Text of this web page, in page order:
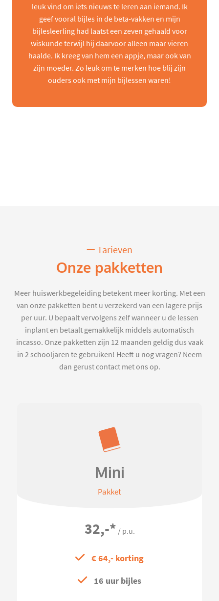
leuk vind om iets nieuws te leren aan iemand. Ik
geef vooral bijles in de beta-vakken en mijn
bijlesleerling had laatst een zeven gehaald voor
wiskunde terwijl hij daarvoor alleen maar vieren
haalde. Ik kreeg van hem een appje, maar ook van
zijn moeder. Zo leuk om te merken hoe blij zijn
ouders ook met mijn bijlessen waren!
Tarieven
Onze pakketten
Meer huiswerkbegeleiding betekent meer korting. Met een
van onze pakketten bent u verzekerd van een lagere prijs
per uur. U bepaalt vervolgens zelf wanneer u de lessen
inplant en betaalt gemakkelijk middels automatisch
incasso. Onze pakketten zijn 12 maanden geldig dus vaak
in 2 schooljaren te gebruiken! Heeft u nog vragen? Neem
dan gerust contact met ons op.
Mini
Pakket
32,-* / p.u.
€ 64,- korting
16 uur bijles